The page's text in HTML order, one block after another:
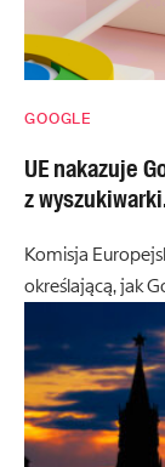
GOOGLE
UE nakazuje
z
Komisja
określającą, jak